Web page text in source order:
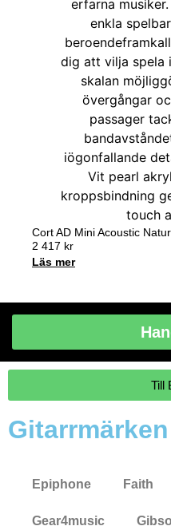
Cort AD Mini Acoustic
2 417 kr
Läs mer
Till
Gitarrmärken
Epiphone Faith
Gear4music